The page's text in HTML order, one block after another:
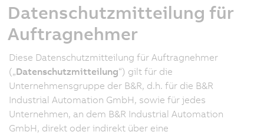
Datenschutzmitteilung für
Auftragnehmer
Diese Datenschutzmitteilung für Auftragnehmer
(„Datenschutzmitteilung“) gilt für die
Unternehmensgruppe der B&R, d.h. für die B&R
Industrial Automation GmbH, sowie für jedes
Unternehmen, an dem B&R Industrial Automation
GmbH, direkt oder indirekt über eine